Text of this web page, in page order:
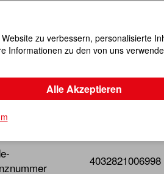
20
Nr.:101364
Zeitvertreib für kleine und
4032821006998
zu verbessern, personalisierte
Informationen zu den von uns
Alle Akzeptieren